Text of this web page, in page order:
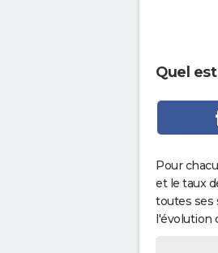
Quel
Pour
et le taux
toutes ses
l'évolution